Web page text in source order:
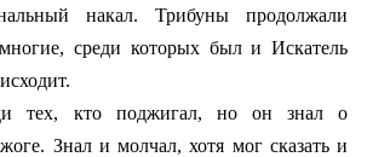
накал. Трибуны продолжали
среди которых был и Искатель
тех, кто поджигал, но он знал о
Знал и молчал, хотя мог сказать и